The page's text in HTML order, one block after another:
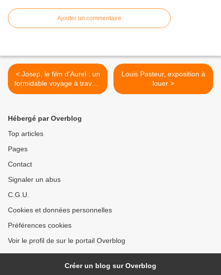
Ajouter un commentaire
< Josep, le film d'Aurel : un
formidable voyage à travers
l’image, la création et la
Louis Pasteur, exposition à
louer >
Hébergé par Overblog
Top articles
Pages
Contact
Signaler un abus
C.G.U.
Cookies et données personnelles
Préférences cookies
Voir le profil de sur le portail Overblog
Créer un blog sur Overblog